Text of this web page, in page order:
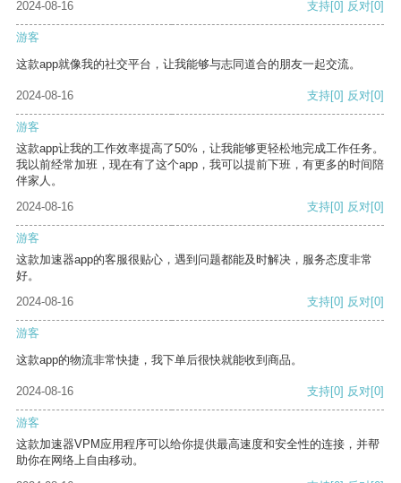
2024-08-16 支持[0] 反对[0]
游客
这款app就像我的社交平台，让我能够与志同道合的朋友一起交流。
2024-08-16 支持[0] 反对[0]
游客
这款app让我的工作效率提高了50%，让我能够更轻松地完成工作任务。
我以前经常加班，现在有了这个app，我可以提前下班，有更多的时间陪
伴家人。
2024-08-16
支持[0] 反对[0]
游客
这款加速器app的客服很贴心，遇到问题都能及时解决，服务态度非常
好。
2024-08-16
支持[0] 反对[0]
游客
这款app的物流非常快捷，我下单后很快就能收到商品。
2024-08-16 支持[0] 反对[0]
游客
这款加速器VPM应用程序可以给你提供最高速度和安全性的连接，并帮
助你在网络上自由移动。